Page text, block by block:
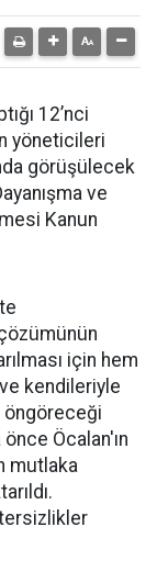
12’nci
yöneticileri
görüşülecek
ve
Kanun
için hem
kendileriyle
öngöreceği
Öcalan'ın
mutlaka